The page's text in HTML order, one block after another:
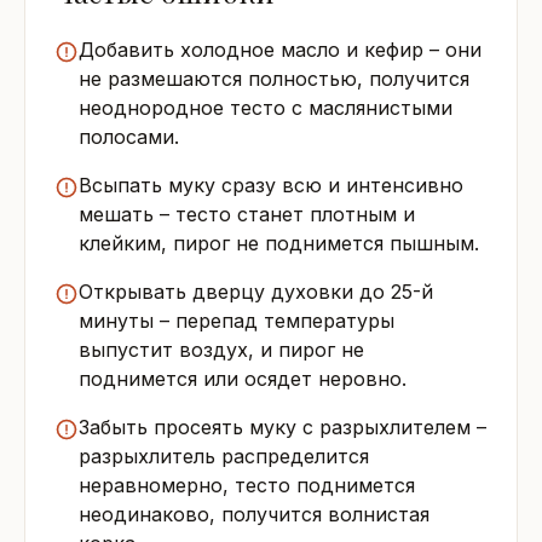
Добавить холодное масло и кефир – они
не размешаются полностью, получится
неоднородное тесто с маслянистыми
полосами.
Всыпать муку сразу всю и интенсивно
мешать – тесто станет плотным и
клейким, пирог не поднимется пышным.
Открывать дверцу духовки до 25-й
минуты – перепад температуры
выпустит воздух, и пирог не
поднимется или осядет неровно.
Забыть просеять муку с разрыхлителем –
разрыхлитель распределится
неравномерно, тесто поднимется
неодинаково, получится волнистая